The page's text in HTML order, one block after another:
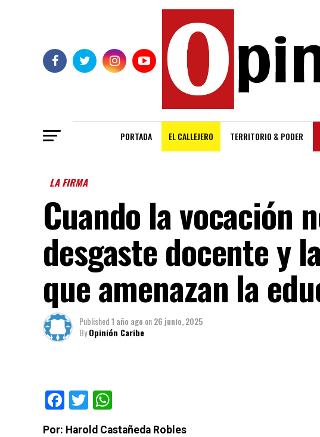
PORTADA EL CALLEJERO TERRITORIO & PODER
LA FIRMA
Cuando la vocación
desgaste docente y
que amenazan la
Published1 año ago on26 junio, 2025
ByOpinión Caribe
Facebook
Twitter
Por: Harold Castañeda Robles